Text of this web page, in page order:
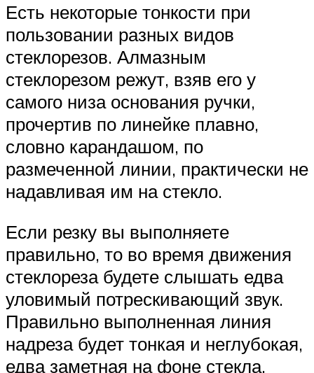
Есть некоторые тонкости при
пользовании разных видов
стеклорезов. Алмазным
стеклорезом режут, взяв его у
самого низа основания ручки,
прочертив по линейке плавно,
словно карандашом, по
размеченной линии, практически не
надавливая им на стекло.
Если резку вы выполняете
правильно, то во время движения
стеклореза будете слышать едва
уловимый потрескивающий звук.
Правильно выполненная линия
надреза будет тонкая и неглубокая,
едва заметная на фоне стекла.